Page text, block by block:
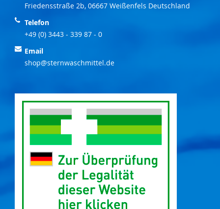
Friedensstraße 2b, 06667 Weißenfels Deutschland
Telefon
+49 (0) 3443 - 339 87 - 0
Email
shop@sternwaschmittel.de